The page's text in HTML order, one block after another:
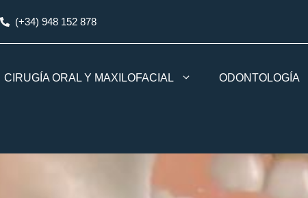
(+34) 948 152 878
CIRUGÍA ORAL Y MAXILOFACIAL ODONTOLOGÍA